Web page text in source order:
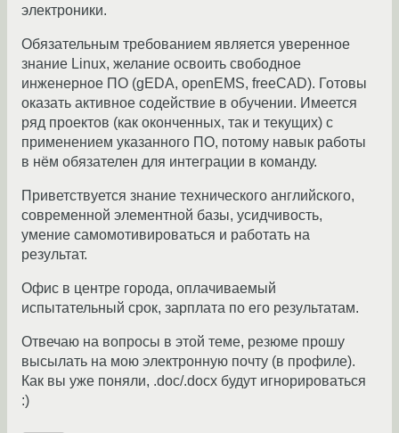
электроники.
Обязательным требованием является уверенное
знание Linux, желание освоить свободное
инженерное ПО (gEDA, openEMS, freeCAD). Готовы
оказать активное содействие в обучении. Имеется
ряд проектов (как оконченных, так и текущих) с
применением указанного ПО, потому навык работы
в нём обязателен для интеграции в команду.
Приветствуется знание технического английского,
современной элементной базы, усидчивость,
умение самомотивироваться и работать на
результат.
Офис в центре города, оплачиваемый
испытательный срок, зарплата по его результатам.
Отвечаю на вопросы в этой теме, резюме прошу
высылать на мою электронную почту (в профиле).
Как вы уже поняли, .doc/.docx будут игнорироваться
:)